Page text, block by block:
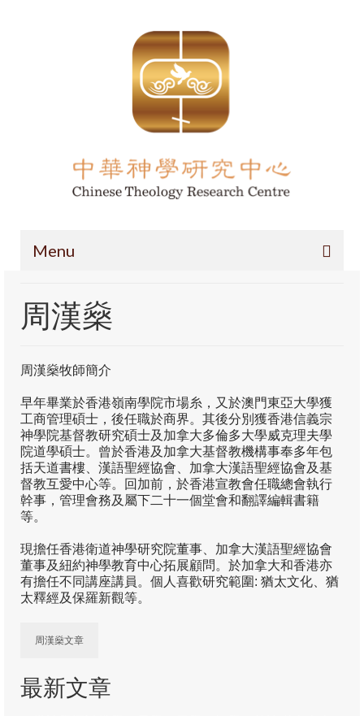
Menu
項目簡介
導論
定位
研究範圍
操守及投稿
徽標
通識系列1: 聖經—歷史—真理的「三位一
體」
研究團發表
編輯室
周漢燊
周漢燊牧師簡介
早年畢業於香港嶺南學院市場糸，又於澳門東亞大學獲
工商管理碩士，後任職於商界。其後分別獲香港信義宗
神學院基督教研究碩士及加拿大多倫多大學威克理夫學
院道學碩士。曾於香港及加拿大基督教機構事奉多年包
括天道書樓、漢語聖經協會、加拿大漢語聖經協會及基
督教互愛中心等。回加前，於香港宣教會任職總會執行
幹事，管理會務及屬下二十一個堂會和翻譯編輯書籍
等。
現擔任香港衛道神學研究院董事、加拿大漢語聖經協會
董事及紐約神學教育中心拓展顧問。於加拿大和香港亦
有擔任不同講座講員。個人喜歡研究範圍: 猶太文化、猶
太釋經及保羅新觀等。
周漢燊文章
最新文章